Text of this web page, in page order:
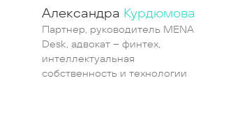
Александра Курдюмова
Партнер, руководитель MENA
Desk, адвокат – финтех,
интеллектуальная
собственность и технологии